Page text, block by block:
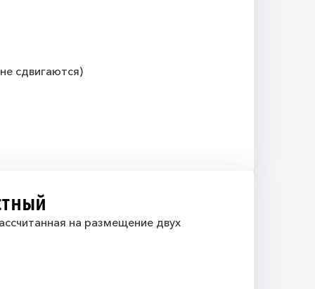
сдвигаются)
на размещение двух